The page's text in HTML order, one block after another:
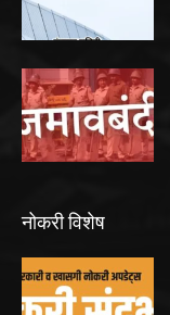
नोकरी विशेष